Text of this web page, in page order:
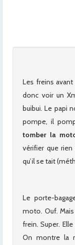
Les freins
donc voir un
buibui. Le papi
pompe, il
tomber la
vérifier que
qu’il se tait
Le porte-
moto. Ouf.
frein. Super.
On montre la